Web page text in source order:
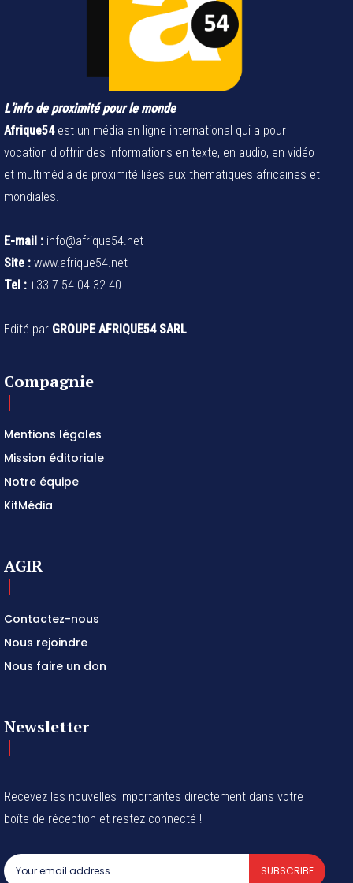
L’info de proximité pour le monde
Afrique54est un média en ligne international qui a pour
vocation d'offrir des informations en texte, en audio, en vidéo
et multimédia de proximité liées aux thématiques africaines et
mondiales.
E-mail : info@afrique54.net
Site : www.afrique54.net
Tel : +33 7 54 04 32 40
Edité par GROUPE AFRIQUE54 SARL
Compagnie
Mentions légales
Mission éditoriale
Notre équipe
KitMédia
AGIR
Contactez-nous
Nous rejoindre
Nous faire un don
Newsletter
Recevez les nouvelles importantes directement dans votre
boîte de réception et restez connecté !
SUBSCRIBE